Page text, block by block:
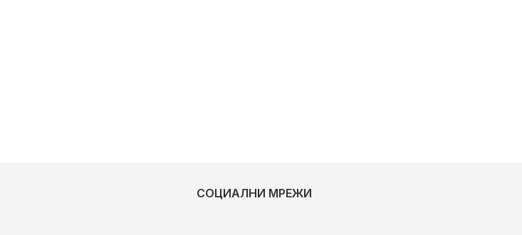
СОЦИАЛНИ МРЕЖИ